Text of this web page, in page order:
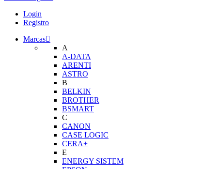
Login
Registro
Marcas
A
A-DATA
ARENTI
ASTRO
B
BELKIN
BROTHER
BSMART
C
CANON
CASE LOGIC
CERA+
E
ENERGY SISTEM